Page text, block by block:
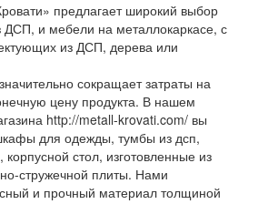
предлагает широкий выбор
ДСП, и мебели на металлокаркасе, с
из ДСП, дерева или
сокращает затраты на
цену продукта. В нашем
http://metall-krovati.com/ вы
для одежды, тумбы из дсп,
стол, изготовленные из
стружечной плиты. Нами
и прочный материал толщиной